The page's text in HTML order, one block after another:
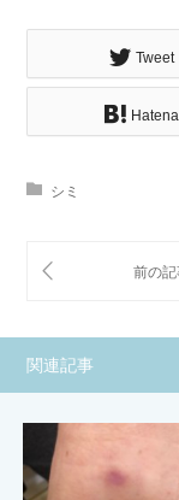
Tweet
Hatena
シミ
関連記事